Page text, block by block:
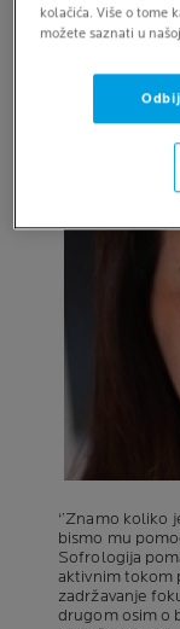
‘’Znamo
bismo mu
Sofrologija
aktivnim tokom
zadržavanje
drugom osim o
kolačića. Više o tome
možete saznati u